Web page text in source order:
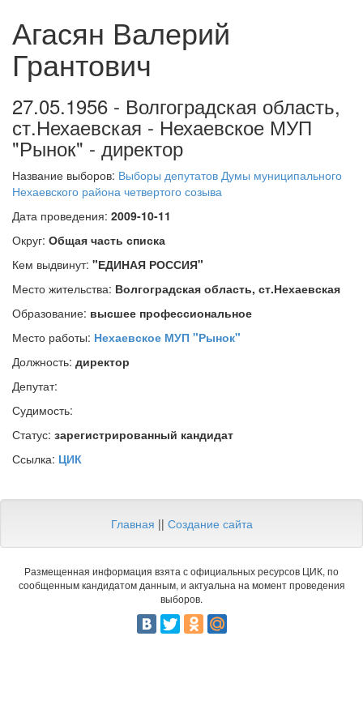
Агасян Валерий
Грантович
27.05.1956 - Волгоградская область,
ст.Нехаевская - Нехаевское МУП
"Рынок" - директор
Название выборов: Выборы депутатов Думы муниципального
Нехаевского района четвертого созыва
Дата проведения: 2009-10-11
Округ: Общая часть списка
Кем выдвинут: "ЕДИНАЯ РОССИЯ"
Место жительства: Волгоградская область, ст.Нехаевская
Образование: высшее профессиональное
Место работы: Нехаевское МУП "Рынок"
Должность: директор
Депутат:
Судимость:
Статус: зарегистрированный кандидат
Ссылка: ЦИК
Главная || Создание сайта
Размещенная информация взята с официальных ресурсов ЦИК, по
сообщенным кандидатом данным, и актуальна на момент проведения
выборов.